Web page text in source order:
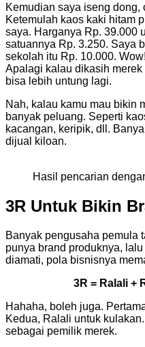
Kemudian saya iseng
Ketemulah kaos kaki hitam
saya. Harganya Rp. 39.000
satuannya Rp. 3.250. Saya
sekolah itu Rp. 10.000.
Apalagi kalau dikasih
bisa lebih untung lagi.
Nah, kalau kamu mau bikin
banyak peluang. Seperti
kacangan, keripik, dll.
dijual kiloan.
Hasil pencarian
3R Untuk Bikin
Banyak pengusaha pemula
punya brand produknya,
diamati, pola bisnisnya
3R = Ralali +
Hahaha, boleh juga.
Kedua, Ralali untuk
sebagai pemilik merek.